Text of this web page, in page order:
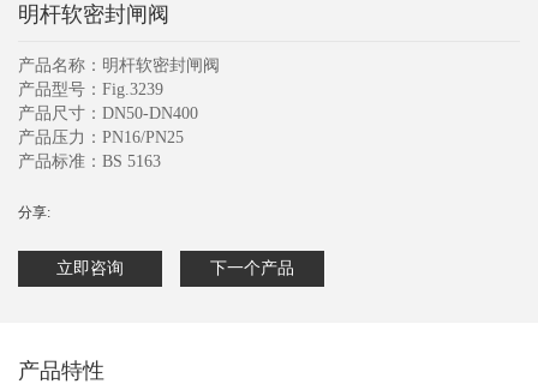
明杆软密封闸阀
产品名称：明杆软密封闸阀
产品型号：Fig.3239
产品尺寸：DN50-DN400
产品压力：PN16/PN25
产品标准：BS 5163
分享:
立即咨询 下一个产品
产品特性